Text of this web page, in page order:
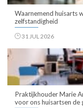
Waarnemend huisarts
zelfstandigheid
31 JUL 2026
Praktijkhouder Marie
voor ons huisartsen de